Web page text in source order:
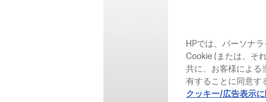
HPでは、パーソナ
Cookie (または、そ
共に、お客様による
有することに同意す
クッキー/広告表示